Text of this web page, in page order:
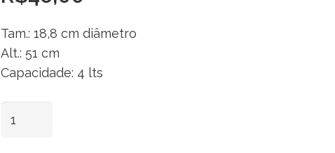
Tam.: 18,8 cm diâmetro
Alt.: 51 cm
Capacidade: 4 lts